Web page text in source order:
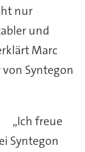
nur
und
Marc
Syntegon
„Ich freue
Syntegon